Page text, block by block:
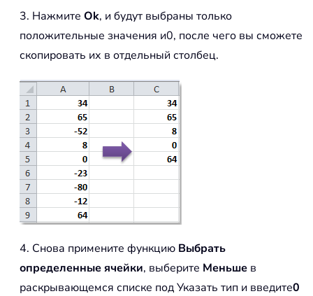
3. Нажмите Ok, и будут выбраны только
положительные значения и0, после чего вы сможете
скопировать их в отдельный столбец.
4. Снова примените функцию Выбрать
определенные ячейки, выберите Меньше в
раскрывающемся списке под Указать тип и введите0